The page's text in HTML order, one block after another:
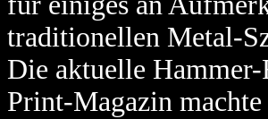
traditionellen Metal-
Die aktuelle
Print-Magazin machte